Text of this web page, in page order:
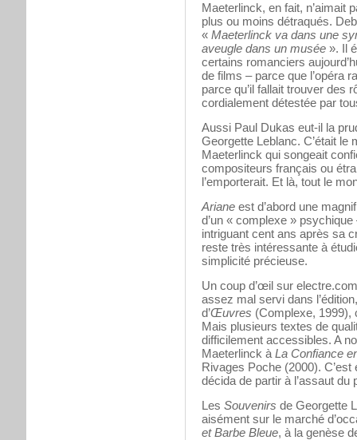
Maeterlinck, en fait, n’aimait
plus ou moins détraqués.
« Maeterlinck va dans une
aveugle dans un musée». Il
certains romanciers
de films – parce que l’opéra
parce qu’il fallait trouver des
cordialement détestée par
Aussi Paul Dukas eut-il la
Georgette Leblanc. C’était le
Maeterlinck qui songeait
compositeurs français ou
l’emporterait. Et là, tout le
Ariane est d’abord une
d’un « complexe »
intriguant cent ans après sa
reste très intéressante à
simplicité précieuse.
Un coup d’œil sur
assez mal servi dans
d’Œuvres (Complexe, 1999),
Mais plusieurs textes de
difficilement accessibles. A
Maeterlinck à La Confiance
Rivages Poche (2000).
décida de partir à l’assaut
Les Souvenirs de Georgette
aisément sur le marché
et Barbe Bleue, à la genèse